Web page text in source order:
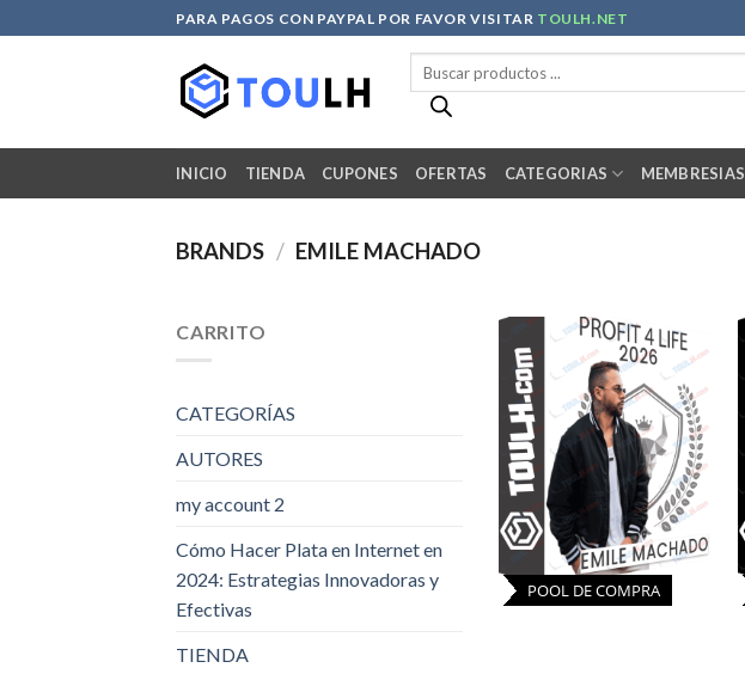
to
PARA PAGOS CON PAYPAL POR FAVOR VISITAR TOULH.NET
productos
INICIO TIENDA CUPONES OFERTAS CATEGORIAS MEMBRESIAS
BRANDS / EMILE MACHADO
CARRITO
CATEGORÍAS
AUTORES
my account 2
Cómo Hacer Plata en Internet en
2024: Estrategias Innovadoras y
Efectivas
TIENDA
POOL DE COMPRA